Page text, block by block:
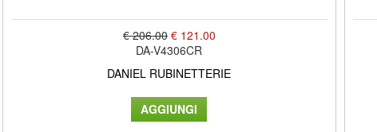
€ 206.00 € 121.00
DA-V4306CR
DANIEL RUBINETTERIE